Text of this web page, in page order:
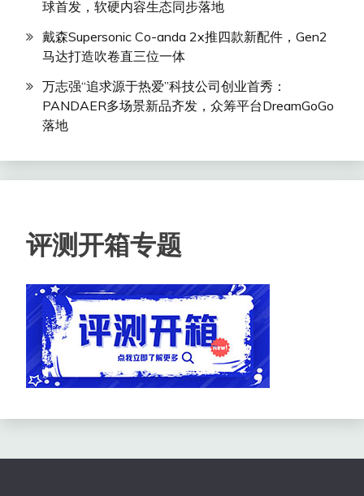
球首发，软硬内容生态同步落地
戴森Supersonic Co-anda 2x推四款新配件，Gen2
马达打造吹卷直三位一体
万志强“追求源于热爱”科技公司创业首秀：
PANDAER多场景新品齐发，众筹平台DreamGoGo
落地
评测开箱专题